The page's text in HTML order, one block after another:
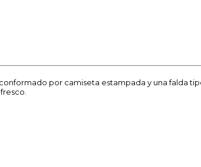
por camiseta estampada y una falda